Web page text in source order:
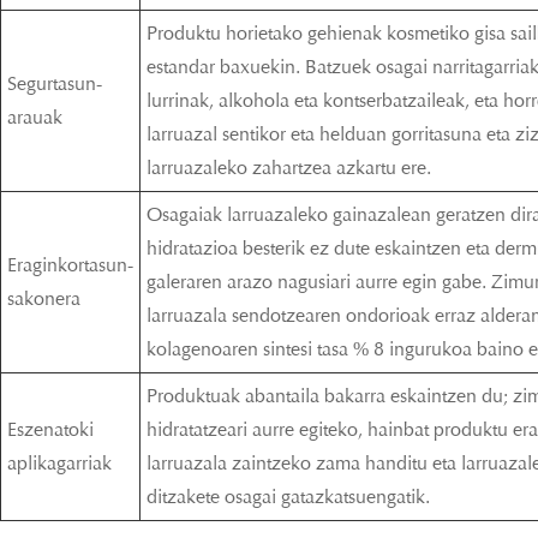
Segurtasun-
arauak
Produktu horietako gehienak kosmetiko gisa
estandar baxuekin. Batzuek osagai
lurrinak, alkohola eta kontserbatzaileak, eta
larruazal sentikor eta helduan gorritasuna eta
larruazaleko zahartzea azkartu ere.
Eraginkortasun-
sakonera
Osagaiak larruazaleko gainazalean geratzen
hidratazioa besterik ez dute eskaintzen eta
galeraren arazo nagusiari aurre egin gabe.
larruazala sendotzearen ondorioak erraz
kolagenoaren sintesi tasa % 8 ingurukoa baino
Eszenatoki
aplikagarriak
Produktuak abantaila bakarra eskaintzen du;
hidratatzeari aurre egiteko, hainbat produktu
larruazala zaintzeko zama handitu eta
ditzakete osagai gatazkatsuengatik.